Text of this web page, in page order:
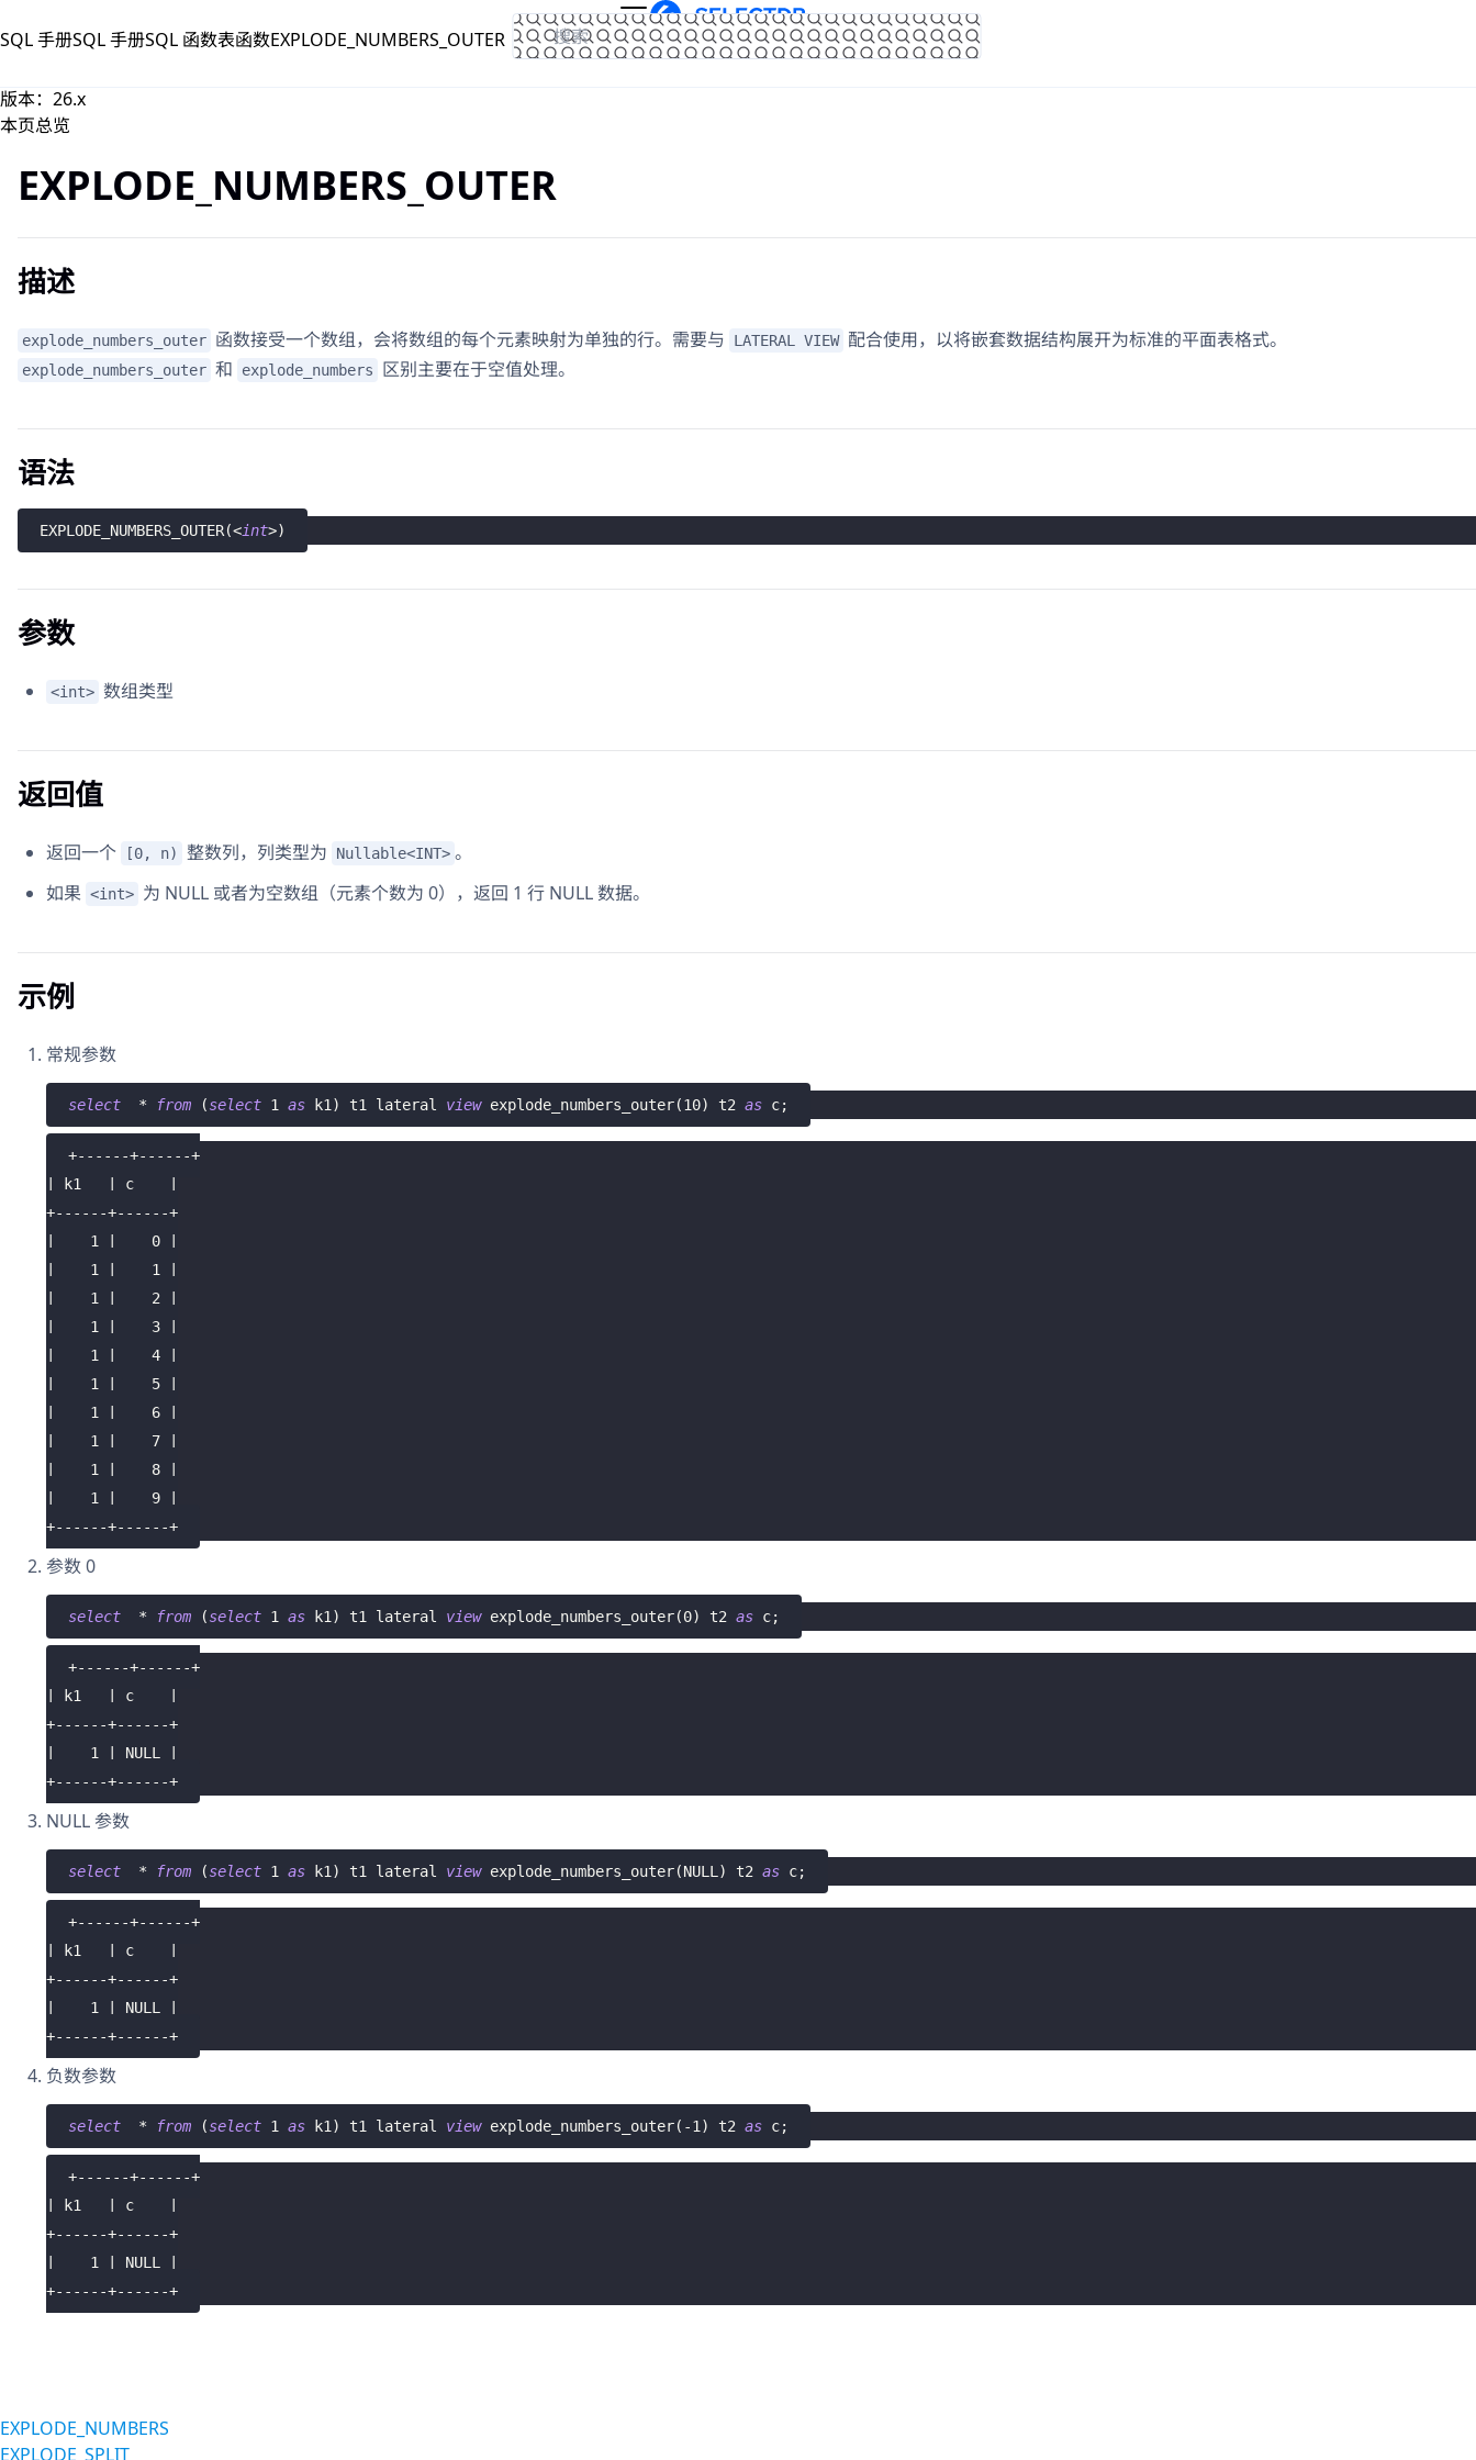
文档
官网
SQL 手册SQL 手册SQL 函数表函数EXPLODE_NUMBERS_OUTER
版本：26.x
本页总览
EXPLODE_NUMBERS_OUTER
描述
explode_numbers_outer 函数接受一个数组，会将数组的每个元素映射为单独的行。需要与 LATERAL VIEW 配合使用，以将嵌套数据结构展开为标准的平面表格式。
explode_numbers_outer 和 explode_numbers 区别主要在于空值处理。
语法
EXPLODE_NUMBERS_OUTER(<int>)
参数
<int> 数组类型
返回值
返回一个 [0, n) 整数列，列类型为 Nullable<INT> 。
如果 <int> 为 NULL 或者为空数组（元素个数为 0），返回 1 行 NULL 数据。
示例
常规参数
select * from (select 1 as k1 ) t1 lateral view explode_numbers_outer(10) t2 as c;
+------+------+
| k1   | c    |
+------+------+
|    1 |    0 |
|    1 |    1 |
|    1 |    2 |
|    1 |    3 |
|    1 |    4 |
|    1 |    5 |
|    1 |    6 |
|    1 |    7 |
|    1 |    8 |
|    1 |    9 |
+------+------+
参数 0
select * from (select 1 as k1 ) t1 lateral view explode_numbers_outer(0) t2 as c;
+------+------+
| k1   | c    |
+------+------+
|    1 | NULL |
+------+------+
NULL 参数
select * from (select 1 as k1 ) t1 lateral view explode_numbers_outer(NULL ) t2 as c;
+------+------+
| k1   | c    |
+------+------+
|    1 | NULL |
+------+------+
负数参数
select * from (select 1 as k1 ) t1 lateral view explode_numbers_outer( -1 ) t2 as c;
+------+------+
| k1   | c    |
+------+------+
|    1 | NULL |
+------+------+
EXPLODE_NUMBERS
EXPLODE_SPLIT